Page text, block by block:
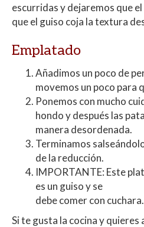
escurridas y dejaremos que
que el guiso coja la textura
Emplatado
Añadimos un poco de
movemos un poco para
Ponemos con mucho
hondo y después las
manera desordenada.
Terminamos
de la reducción.
IMPORTANTE: Este
es un guiso y se
debe comer con cuchara.
Si te gusta la cocina y quieres